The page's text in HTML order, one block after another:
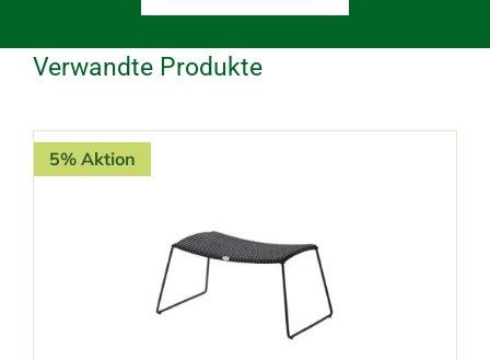
Verwandte Produkte
5% Aktion